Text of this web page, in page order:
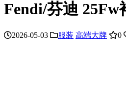
Fendi/芬迪
2026-05-03 服装 高端大牌 0